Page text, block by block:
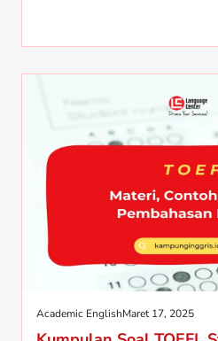
Academic EnglishMaret 17, 2025